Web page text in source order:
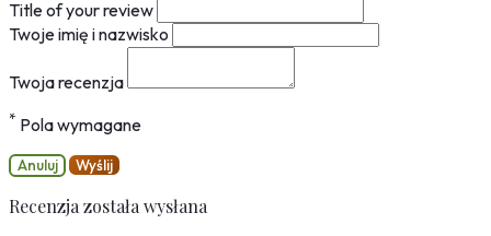
Title of your review
Twoje imię i nazwisko
Twoja recenzja
* Pola wymagane
Anuluj Wyślij
Recenzja została wysłana